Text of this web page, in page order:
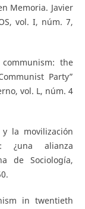
Memoria. Javier
vol. I, núm. 7,
the
Party”
vol. L, núm. 4
la movilización
¿una alianza
de Sociología,
in twentieth